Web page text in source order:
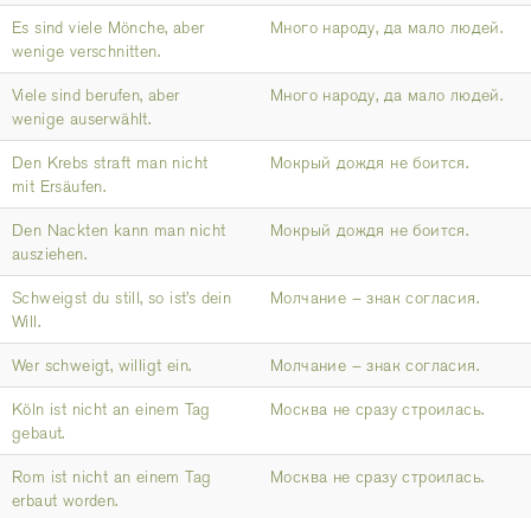
Es sind viele Mönche, aber
wenige verschnitten.
Много народу, да мало людей.
Viele sind berufen, aber
wenige auserwählt.
Много народу, да мало людей.
Den Krebs straft man nicht
mit Ersäufen.
Мокрый дождя не боится.
Den Nackten kann man nicht
ausziehen.
Мокрый дождя не боится.
Schweigst du still, so ist’s dein
Will.
Молчание – знак согласия.
Wer schweigt, willigt ein. Молчание – знак согласия.
Köln ist nicht an einem Tag
gebaut.
Москва не сразу строилась.
Rom ist nicht an einem Tag
erbaut worden.
Москва не сразу строилась.